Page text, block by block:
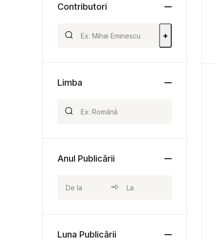
Contributori
+
Limba
Anul Publicării
Luna Publicării